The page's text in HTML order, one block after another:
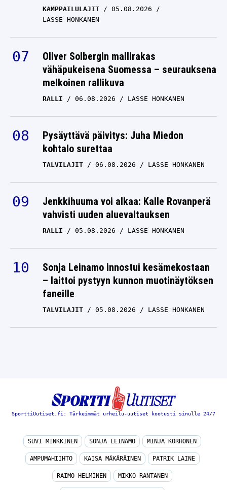
KAMPPAILULAJIT
05.08.2026
LASSE HONKANEN
Oliver Solbergin mallirakas
vähäpukeisena Suomessa – seurauksena
melkoinen rallikuva
RALLI 06.08.2026 LASSE HONKANEN
Pysäyttävä päivitys: Juha Miedon
kohtalo surettaa
TALVILAJIT 06.08.2026 LASSE HONKANEN
Jenkkihuuma voi alkaa: Kalle Rovanperä
vahvisti uuden aluevaltauksen
RALLI 05.08.2026 LASSE HONKANEN
Sonja Leinamo innostui kesämekostaan
– laittoi pystyyn kunnon muotinäytöksen
faneille
TALVILAJIT 05.08.2026 LASSE HONKANEN
SporttiUutiset.fi: Tärkeimmät urheilu-uutiset kootusti sinulle 24/7
SUVI MINKKINEN SONJA LEINAMO MINJA KORHONEN
AMPUMAHIIHTO KAISA MÄKÄRÄINEN PATRIK LAINE
RAIMO HELMINEN MIKKO RANTANEN